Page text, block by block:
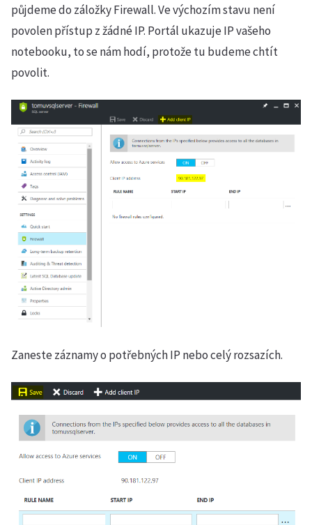
půjdeme do záložky Firewall. Ve výchozím stavu není
povolen přístup z žádné IP. Portál ukazuje IP vašeho
notebooku, to se nám hodí, protože tu budeme chtít
povolit.
Zaneste záznamy o potřebných IP nebo celý rozsazích.